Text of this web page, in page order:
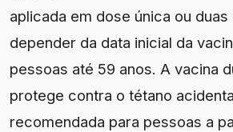
aplicada em dose única ou duas
depender da data inicial da
pessoas até 59 anos. A vacina
protege contra o tétano
recomendada para pessoas a